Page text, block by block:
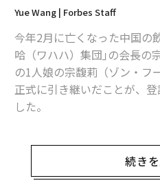
Yue Wang | Forbes Staff
今年2月に亡くなった中国の
哈（ワハハ）集団｣の会長の
の1人娘の宗馥莉（ゾン・フ
正式に引き継いだことが、
した。
中国の企業情報サイトの企
ケリーという英語名を持つ
CEOを務めており、非上場
続き